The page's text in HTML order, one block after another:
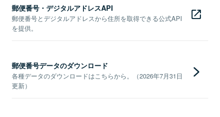
郵便番号・デジタルアドレスAPI
郵便番号とデジタルアドレスから住所を取得できる公式API
を提供。
郵便番号データのダウンロード
各種データのダウンロードはこちらから。（2026年7月31日
更新）